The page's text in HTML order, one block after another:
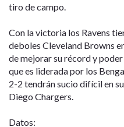
tiro de campo.
Con la victoria los Ravens
deboles Cleveland Browns
de mejorar su récord y
que es liderada por los
2-2 tendrán sucio difícil en
Diego Chargers.
Datos: